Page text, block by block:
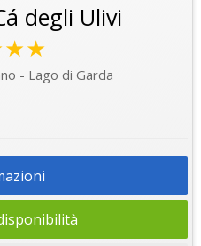
degli Ulivi
- Lago di Garda